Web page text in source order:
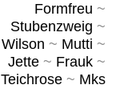
Formfreu ~
Stubenzweig ~
Wilson ~ Mutti ~
Jette~ Frauk~
Teichrose~ Mks